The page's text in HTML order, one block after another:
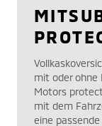
mit oder ohne
Motors
mit dem
eine